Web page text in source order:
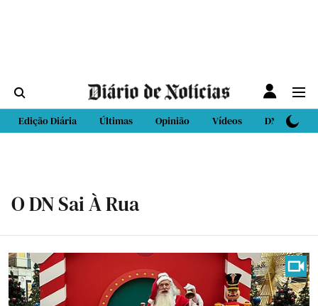
Edição Diária Últimas Opinião Vídeos DN Sport
O DN Sai À Rua